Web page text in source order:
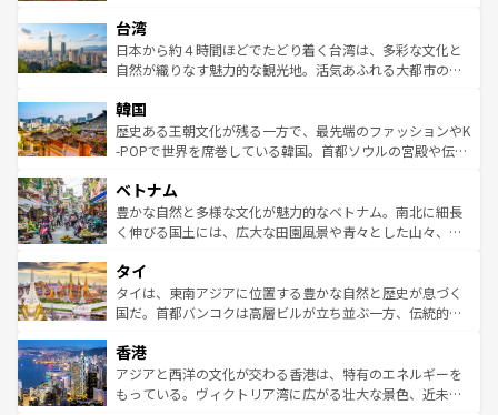
ならではの贅沢な旅のスタイルだ。 なお、新着のアメリカ
情報はコンテンツ一覧を参照してほしい。
れるおもてなしの心で訪れる人々を迎えてくれるハワイの
人々、おいしいローカルフードやハワイアンミュージッ
ク、伝統的なフラダンスなど、すべてがハワイの魅力を彩
ワイを、存分に味わってほしい。 なお、新着のハワイ情報
はコンテンツ一覧を参照してほしい。
リアリーフや大陸中央部にそびえるウルル（エアーズロッ
ク）、タスマニアの美しい原生林やケアンズの熱帯雨林な
ど、見どころがたくさん。また、カフェやワイン、オージ
いる。アクティビティも充実しており、サーフィンやダイ
ビング、ハイキングなど、アウトドア好きにはたまらな
い。オーストラリアの多彩な魅力を存分に味わいつくそ
参照してほしい。
台湾
日本から約４時間ほどでたどり着く台湾は、多彩な文化と
自然が織りなす魅力的な観光地。活気あふれる大都市の台
ン）、静ひつな山岳地帯である台湾東部など、都市の喧騒
と山間の静けさが共存しており、訪れる人に新しい発見と
驚きをもたらしてくれる。また、奥深い台湾の食文化も魅
容にもいいと評判のスイーツなど、バラエティ豊かな料理
が味わえる。 なお、新着の台湾情報は コンテンツ一覧を参
照してほしい。
韓国
歴史ある王朝文化が残る一方で、最先端のファッションやK
-POPで世界を席巻している韓国。首都ソウルの宮殿や伝統
き、地方に足を延ばせば四季折々の自然美を楽しむことが
できる。そして、キムチや焼肉、絶品のストリートフード
まで、さまざまな韓国料理が待っている。夜には、韓国な
リティに包まれながら、韓国の多彩な魅力を心ゆくまで味
わってみてほしい。 なお、新着の韓国情報はコンテンツ一
覧を参照してほしい。
ベトナム
豊かな自然と多様な文化が魅力的なベトナム。南北に細長
く伸びる国土には、広大な田園風景や青々とした山々、世
急速な発展と共に伝統が息づく。ハノイの古い町並みやホ
ーチミン市のフランス統治時代の建物も、独特の雰囲気を
醸し出している。また、バラエティの豊かさとおいしさで
とつ。フォーやバインミー、ベトナムコーヒーなどは、ぜ
ひ現地で味わいたい。どの地域を訪れてもあたたかい人々
が旅行者を迎えてくれるので、きっと忘れられない旅にな
タイ
タイは、東南アジアに位置する豊かな自然と歴史が息づく
国だ。首都バンコクは高層ビルが立ち並ぶ一方、伝統的な
の活気が交差している。北部ではチェンマイなどの山岳地
帯で自然と触れ合い、南部ではプーケットやクラビの美し
いビーチでリゾート気分を楽しむことができる。タイ料理
香港
アジアと西洋の文化が交わる香港は、特有のエネルギーを
もっている。ヴィクトリア湾に広がる壮大な景色、近未来